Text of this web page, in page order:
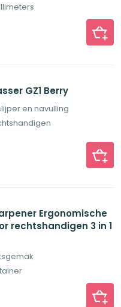
GZ1 Berry
en navulling
Ergonomische
rechtshandigen 3 in 1